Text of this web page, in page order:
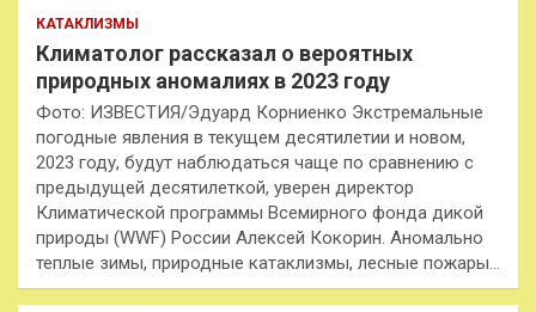
КАТАКЛИЗМЫ
Климатолог рассказал о вероятных
природных аномалиях в 2023 году
Фото: ИЗВЕСТИЯ/Эдуард Корниенко Экстремальные
погодные явления в текущем десятилетии и новом,
2023 году, будут наблюдаться чаще по сравнению с
предыдущей десятилеткой, уверен директор
Климатической программы Всемирного фонда дикой
природы (WWF) России Алексей Кокорин. Аномально
теплые зимы, природные катаклизмы, лесные пожары…